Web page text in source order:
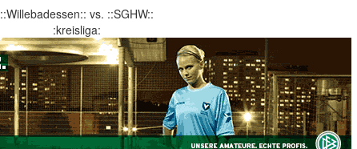
::Willebadessen:: vs. ::SGHW::
:kreisliga: